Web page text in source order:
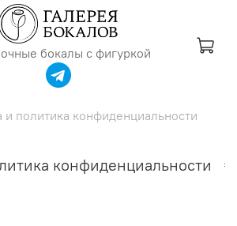
бокалы с фигуркой
и политика конфиденциальности
конфиденциальности